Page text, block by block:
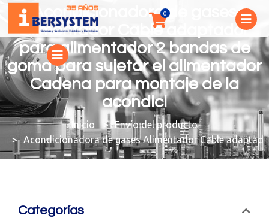
Acondicionadora de gases
Alimentador Cable adaptador
para alimentador 2 bandas de
goma para sujetar el alimentador
Cadena para montaje de la
acondici
You are here:
Envío del producto
Acondicionadora de gases Alimentador Cable
Categorías